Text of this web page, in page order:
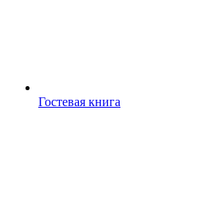
Гостевая книга